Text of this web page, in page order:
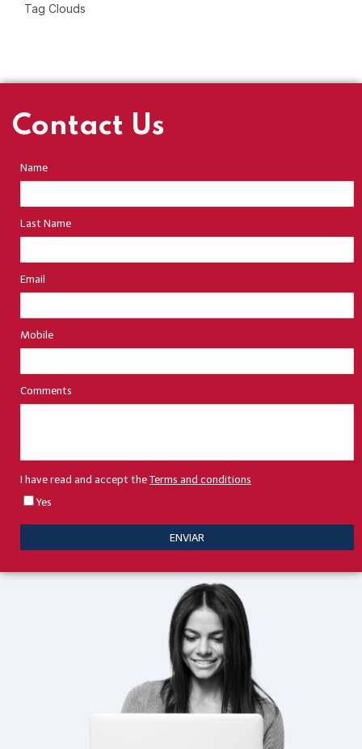
Tag Clouds
Contact Us